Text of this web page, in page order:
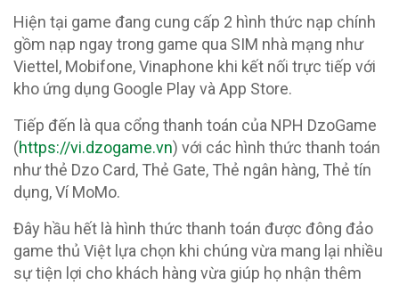
Hiện tại game đang cung cấp 2 hình thức nạp chính
gồm nạp ngay trong game qua SIM nhà mạng như
Viettel, Mobifone, Vinaphone khi kết nối trực tiếp với
kho ứng dụng Google Play và App Store.
Tiếp đến là qua cổng thanh toán của NPH DzoGame
(https://vi.dzogame.vn) với các hình thức thanh toán
như thẻ Dzo Card, Thẻ Gate, Thẻ ngân hàng, Thẻ tín
dụng, Ví MoMo.
Đây hầu hết là hình thức thanh toán được đông đảo
game thủ Việt lựa chọn khi chúng vừa mang lại nhiều
sự tiện lợi cho khách hàng vừa giúp họ nhận thêm